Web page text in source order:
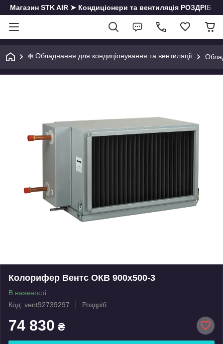
Магазин STK AIR ➤ Кондиціонери та вентиляція РОЗДРІБ
❄️ Обладнання для кондиціонування та вентиляції
Колорифер Вентс ОКВ 900х500-3
В наявності
Код: vent92739297
Роздріб
74 830 ₴